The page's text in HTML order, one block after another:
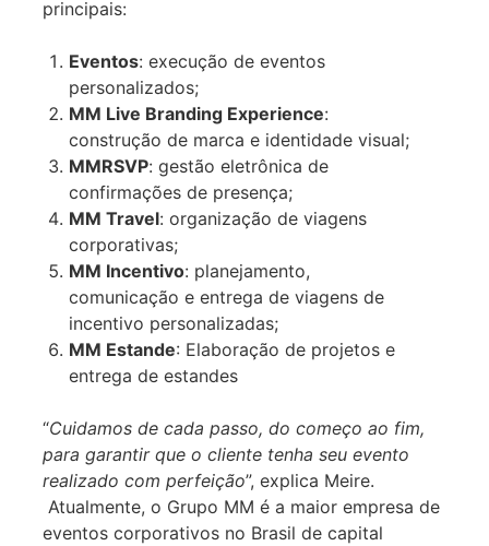
principais:
Eventos: execução de eventos
personalizados;
MM Live Branding Experience:
construção de marca e identidade visual;
MMRSVP: gestão eletrônica de
confirmações de presença;
MM Travel: organização de viagens
corporativas;
MM Incentivo: planejamento,
comunicação e entrega de viagens de
incentivo personalizadas;
MM Estande: Elaboração de projetos e
entrega de estandes
“Cuidamos de cada passo, do começo ao fim,
para garantir que o cliente tenha seu evento
realizado com perfeição”, explica Meire.
Atualmente, o Grupo MM é a maior empresa de
eventos corporativos no Brasil de capital